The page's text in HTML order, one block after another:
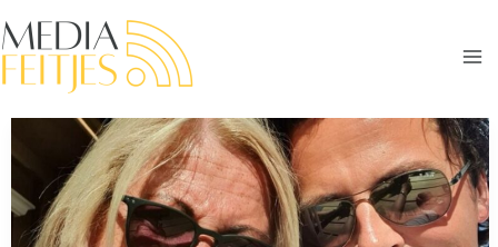
naar
de